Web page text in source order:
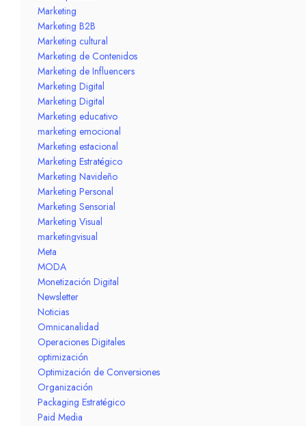
Marketing
Marketing B2B
Marketing cultural
Marketing de Contenidos
Marketing de Influencers
Marketing Digital
Marketing Digital
Marketing educativo
marketing emocional
Marketing estacional
Marketing Estratégico
Marketing Navideño
Marketing Personal
Marketing Sensorial
Marketing Visual
marketingvisual
Meta
MODA
Monetización Digital
Newsletter
Noticias
Omnicanalidad
Operaciones Digitales
optimización
Optimización de Conversiones
Organización
Packaging Estratégico
Paid Media